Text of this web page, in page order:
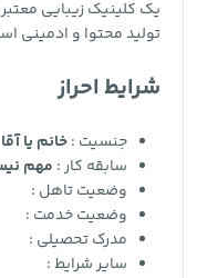
یک کلینیک زیبایی
تولید محتوا و ادمینی
شرایط احراز
جنسیت :خانم یا آقا
سابقه کار : مهم
وضعیت تاهل :
وضعیت خدمت :
مدرک تحصیلی :
سایر شرایط :